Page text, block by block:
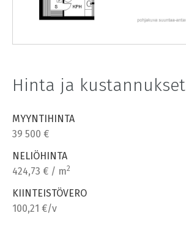
Hinta ja kustannukset
MYYNTIHINTA
39 500 €
NELIÖHINTA
424,73 € / m2
KIINTEISTÖVERO
100,21 €/v